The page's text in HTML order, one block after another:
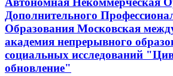
Дополнительного
Образования Московская
академия непрерывного
социальных исследований
обновление"